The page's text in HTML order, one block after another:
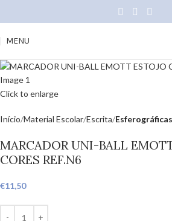
MENU
Click to enlarge
Início Material Escolar Escrita Esferográficas
MARCADOR UNI-BALL
CORES REF.N6
€11,50